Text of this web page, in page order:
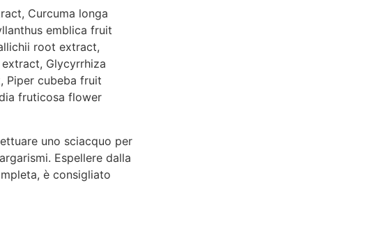
Curcuma longa
emblica fruit
root extract,
Glycyrrhiza
Piper cubeba fruit
fruticosa flower
uno sciacquo per
Espellere dalla
è consigliato